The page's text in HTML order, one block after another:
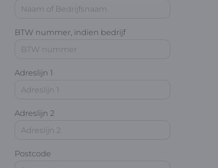
BTW nummer, indien bedrijf
Adreslijn 1
Adreslijn 2
Postcode